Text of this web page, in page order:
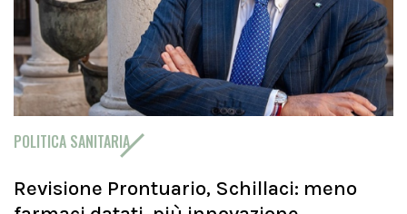
POLITICA SANITARIA
Revisione Prontuario, Schillaci: meno